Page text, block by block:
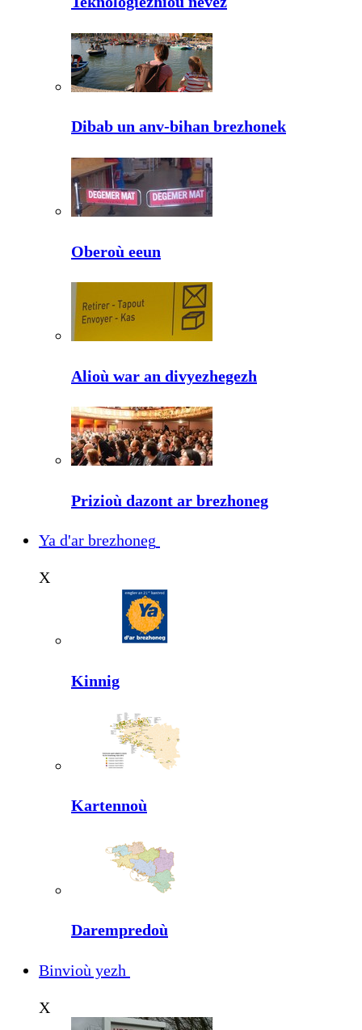
Dibab un anv-bihan brezhonek
Oberoù eeun
Alioù war an divyezhegezh
Prizioù dazont ar brezhoneg
Ya d'ar brezhoneg
X
Kinnig
Kartennoù
Darempredoù
Binvioù yezh
X